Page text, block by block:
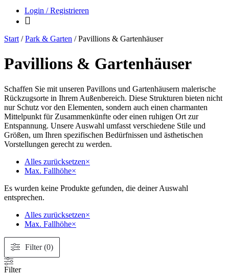
Login / Registrieren
Start /Park & Garten / Pavillions & Gartenhäuser
Pavillions & Gartenhäuser
Schaffen Sie mit unseren Pavillons und Gartenhäusern malerische
Rückzugsorte in Ihrem Außenbereich. Diese Strukturen bieten nicht
nur Schutz vor den Elementen, sondern auch einen charmanten
Mittelpunkt für Zusammenkünfte oder einen ruhigen Ort zur
Entspannung. Unsere Auswahl umfasst verschiedene Stile und
Größen, um Ihren spezifischen Bedürfnissen und ästhetischen
Vorstellungen gerecht zu werden.
Alles zurücksetzen×
Max. Fallhöhe×
Es wurden keine Produkte gefunden, die deiner Auswahl
entsprechen.
Alles zurücksetzen×
Max. Fallhöhe×
Filter (0)
Filter